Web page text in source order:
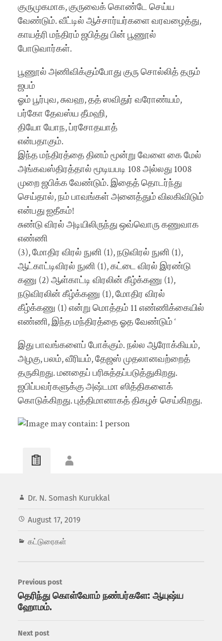
குருமுகமாக, குருவைக் கொண்டே செய்ய
வேண்டும். வீட்டில் ஆச்சார்யர்களை வரவழைத்து,
காயத்ரி மந்திரம் ஜபித்து பின் பூணூல்
போடுவார்கள்.
பூணூல் அணிவிக்கும்போது குரு சொல்லித் தரும்
ஜபம்
ஓம் பூர்புவ, சுவஹ, தத் ஸவிதுர் வரோண்யம்,
பர்கோ தேவஸ்ய தீமஹி,
தியோ யோந, ப்ரசோதயாத்
என்பதாகும்.
இந்த மந்திரத்தை தினம் மூன்று வேளை கை மேல்
அங்கவஸ்திரத்தால் மூடியபடி 108 அல்லது 1008
முறை ஜபிக்க வேண்டும். இதைத் தொடர்ந்து
செய்தால், நம் பாவங்கள் அனைத்தும் விலகிவிடும்
என்பது ஐதீகம்!
சுண்டு விரல் அடியிலிருந்து ஒவ்வொரு கணுவாக
எண்ணி
(3), மோதிர விரல் நுனி (1), நடுவிரல் நுனி (1),
ஆட்காட்டிவிரல் நுனி (1), கட்டை விரல் இரண்டு
கணு (2) ஆள்காட்டி விரலின் கீழ்க்கணு (1),
நடுவிரலின் கீழ்க்கணு (1), மோதிர விரல்
கீழ்க்கணு (1) என்று மொத்தம் 11 எண்ணிக்கையில்
எண்ணி, இந்த மந்திரத்தை ஓத வேண்டும் ‘
இது பாவங்களைப் போக்கும். நல்ல ஆரோக்கியம்,
அழகு, பலம், வீரியம், தேஜஸ் முதலானவற்றைத்
தருகிறது. மனதைப் பரிசுத்தப்படுத்துகிறது.
ஜபிப்பவர்களுக்கு அஷ்டமா ஸித்திகளைக்
கொடுக்கிறது. புத்திமானாகத் திகழச் செய்கிறது.
Dr. N. Somash Kurukkal
August 17, 2019
கட்டுரைகள்
Previous post
தெரிந்து கொள்வோம் நண்பர்களே: ஆயுஷ்ய
ஹோமம்.
Next post